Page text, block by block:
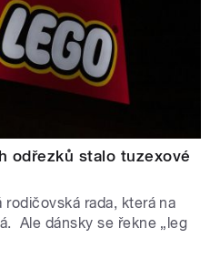
odřezků stalo tuzexové
rodičovská rada, která na
Ale dánsky se řekne „leg